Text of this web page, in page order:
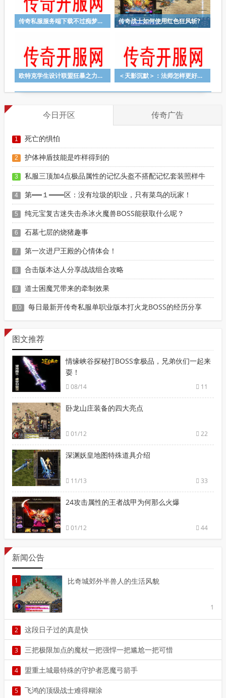
传奇私服服务端下载不过痴梦一场 传奇战士如何使用红色狂风斩?
欧特克学生设计联盟狂暴之力带给玩家的优势 ＜天影沉默＞：法师怎样更好去用哪种技能
今日开区 传奇广告
1 死亡的惧怕
2 护体神盾技能是咋样得到的
3 私服三顶加4点极品属性的记忆头盔不搭配记忆套装照样牛
4 第══１═══区：没有垃圾的职业，只有菜鸟的玩家！
5 纯元宝复古迷失击杀冰火魔兽BOSS能获取什么呢？
6 石墓七层的烧猪趣事
7 第一次进尸王殿的心情体会！
8 合击版本达人分享战战组合攻略
9 道士困魔咒带来的牵制效果
10 每日最新开传奇私服单职业版本打火龙BOSS的经历分享
图文推荐
情缘峡谷探秘打BOSS拿极品，兄弟伙们一起来
耍！
08/14 11
卧龙山庄装备的四大亮点
01/12 22
深渊妖皇地图特殊道具介绍
11/13 33
24攻击属性的王者战甲为何那么火爆
01/12 44
新闻公告
1 比奇城郊外半兽人的生活风貌
1
2 这段日子过的真是快
3 三把极限加点的魔杖一把强悍一把尴尬一把可惜
4 盟重土城最特殊的守护者恶魔弓箭手
5 飞鸿的顶级战士难得糊涂